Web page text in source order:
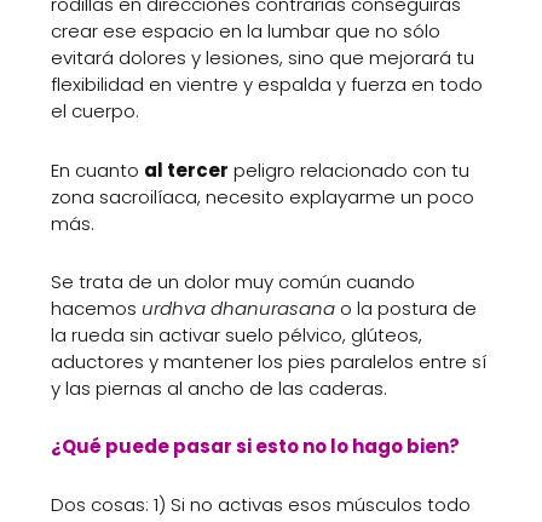
crear ese espacio en la lumbar que no sólo
evitará dolores y lesiones, sino que mejorará tu
flexibilidad en vientre y espalda y fuerza en todo
el cuerpo.
En cuanto al tercer peligro relacionado con tu
zona sacroilíaca, necesito explayarme un poco
más.
Se trata de un dolor muy común cuando
hacemos urdhva dhanurasana o la postura de
la rueda sin activar suelo pélvico, glúteos,
aductores y mantener los pies paralelos entre sí
y las piernas al ancho de las caderas.
¿Qué puede pasar si esto no lo hago bien?
Dos cosas: 1) Si no activas esos músculos todo